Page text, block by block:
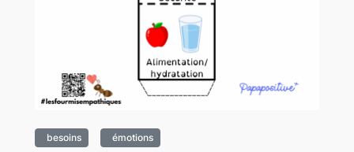
besoins émotions